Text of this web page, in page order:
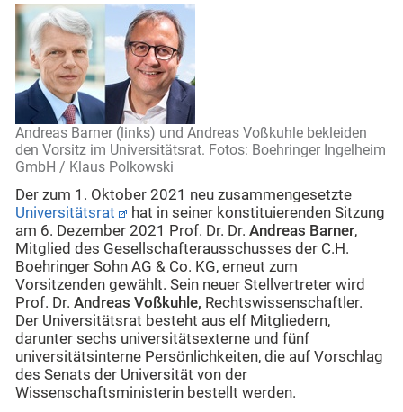
Andreas Barner (links) und Andreas Voßkuhle bekleiden
den Vorsitz im Universitätsrat. Fotos: Boehringer Ingelheim
GmbH / Klaus Polkowski
Der zum 1. Oktober 2021 neu zusammengesetzte
Universitätsrat
hat in seiner konstituierenden Sitzung
am 6. Dezember 2021 Prof. Dr. Dr. Andreas Barner,
Mitglied des Gesellschafterausschusses der C.H.
Boehringer Sohn AG & Co. KG, erneut zum
Vorsitzenden gewählt. Sein neuer Stellvertreter wird
Prof. Dr. Andreas Voßkuhle, Rechtswissenschaftler.
Der Universitätsrat besteht aus elf Mitgliedern,
darunter sechs universitätsexterne und fünf
universitätsinterne Persönlichkeiten, die auf Vorschlag
des Senats der Universität von der
Wissenschaftsministerin bestellt werden.